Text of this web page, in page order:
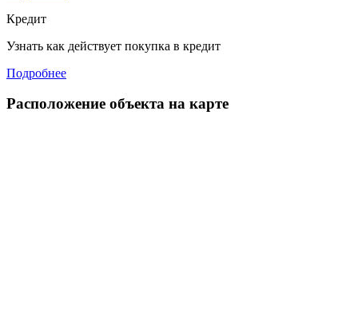
Кредит
Узнать как действует покупка в кредит
Подробнее
Расположение объекта на карте